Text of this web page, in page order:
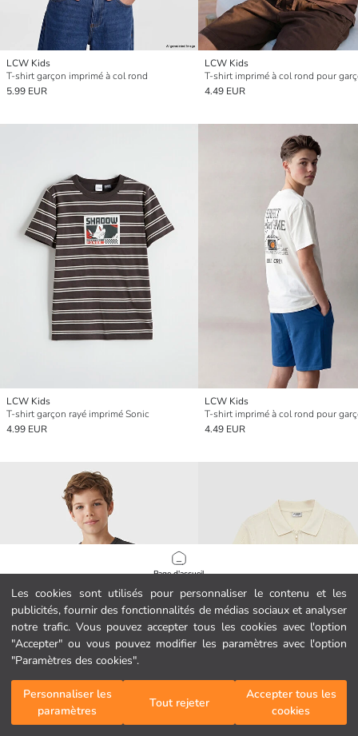
Les cookies sont utilisés pour personnaliser le contenu et les
publicités, fournir des fonctionnalités de médias sociaux et analyser
notre trafic. Vous pouvez accepter tous les cookies avec l'option
"Accepter" ou vous pouvez modifier les paramètres avec l'option
"Paramètres des cookies".
Personnaliser les
paramètres
Tout rejeter
Accepter tous les
cookies
Page d'accueil
Catégories
Mon panier
LCW Kids
T-shirt garçon imprimé à col rond
5.99 EUR
LCW Kids
T-shirt imprimé à col rond pour
4.49 EUR
LCW Kids
T-shirt garçon rayé imprimé Sonic
4.99 EUR
LCW Kids
T-shirt imprimé à col rond pour
4.49 EUR
417